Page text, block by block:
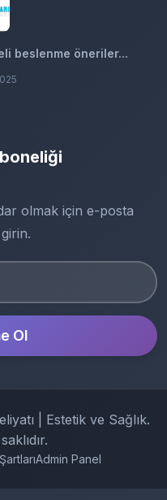
beslenme öneriler...
olmak için e-posta
Ol
| Estetik ve Sağlık.
Admin Panel